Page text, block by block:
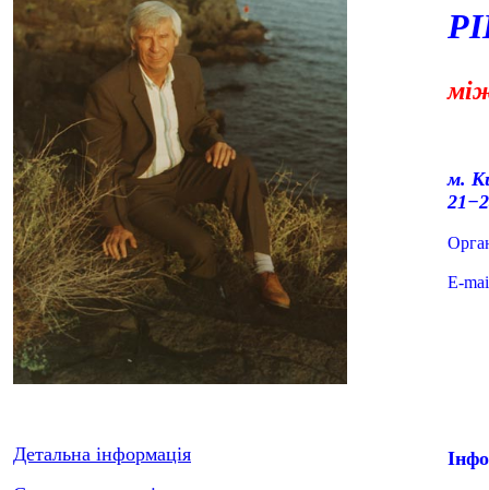
Детальна інформація
м.
E-